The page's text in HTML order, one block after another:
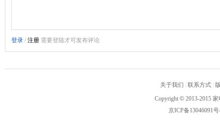
关于我们 联系方式
Copyright © 2013-2015
京ICP备13046091号